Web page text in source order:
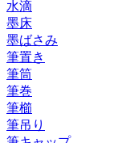
水滴
墨床
墨ばさみ
筆置き
筆筒
筆巻
筆櫛
筆吊り